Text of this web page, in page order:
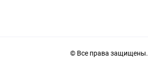
© Все права защищены.